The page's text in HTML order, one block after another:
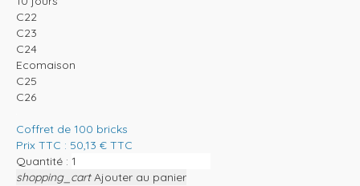
C22
C23
C24
Ecomaison
C25
C26
Coffret de 100 bricks
Prix TTC : 50,13 € TTC
Quantité :
shopping_cart Ajouter au panier